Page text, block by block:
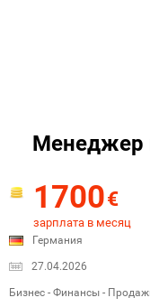
Менеджер
1700€
зарплата в месяц
Германия
27.04.2026
Бизнес - Финансы -